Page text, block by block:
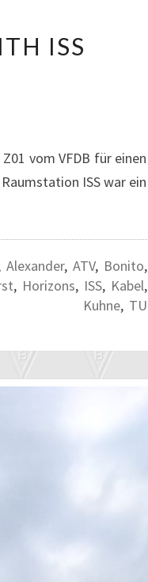
ISS
vom VFDB für einen
ISS war ein
Alexander, ATV, Bonito,
, Horizons, ISS, Kabel,
Kuhne, TU